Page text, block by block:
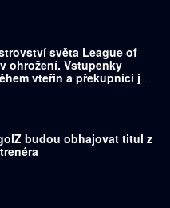
světa League of
ohrožení. Vstupenky
vteřin a překupníci je
budou obhajovat titul z